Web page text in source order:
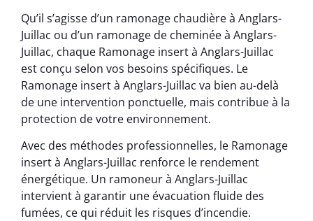
Qu’il s’agisse d’un ramonage chaudière à Anglars-
Juillac ou d’un ramonage de cheminée à Anglars-
Juillac, chaque Ramonage insert à Anglars-Juillac
est conçu selon vos besoins spécifiques. Le
Ramonage insert à Anglars-Juillac va bien au-delà
de une intervention ponctuelle, mais contribue à la
protection de votre environnement.
Avec des méthodes professionnelles, le Ramonage
insert à Anglars-Juillac renforce le rendement
énergétique. Un ramoneur à Anglars-Juillac
intervient à garantir une évacuation fluide des
fumées, ce qui réduit les risques d’incendie.